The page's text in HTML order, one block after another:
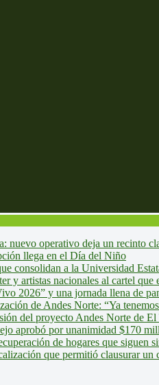
nuevo operativo deja un recinto
llega en el Día del Niño
consolidan a la Universidad
y artistas nacionales al cartel que
2026” y una jornada llena de
de Andes Norte: “Ya
del proyecto Andes Norte de El
aprobó por unanimidad $170
de hogares que siguen
que permitió clausurar un